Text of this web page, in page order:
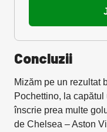
Concluzii
Mizăm pe un rezultat
Pochettino, la
înscrie prea multe
de Chelsea – Aston